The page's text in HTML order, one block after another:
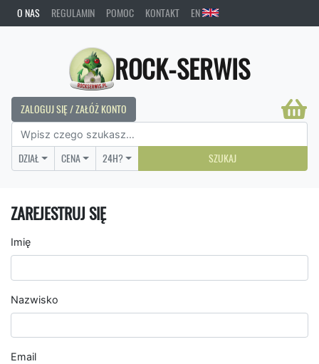
O NAS REGULAMIN POMOC KONTAKT EN
ROCK-SERWIS
ZALOGUJ SIĘ / ZAŁÓŻ KONTO
DZIAŁ CENA 24H? SZUKAJ
ZAREJESTRUJ SIĘ
Imię
Nazwisko
Email